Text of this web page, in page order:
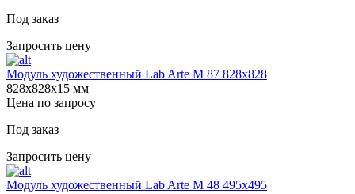
Под заказ
Запросить цену
Модуль художественный Lab Arte М 87 828х828
828х828х15 мм
Цена по запросу
Под заказ
Запросить цену
Модуль художественный Lab Arte М 48 495х495